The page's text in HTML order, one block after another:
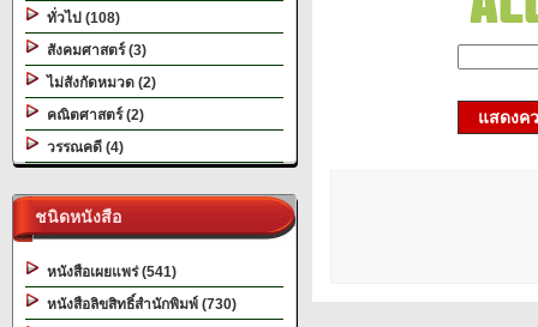
ทั่วไป (108)
สังคมศาสตร์ (3)
ไม่สังกัดหมวด (2)
คณิตศาสตร์ (2)
วรรณคดี (4)
ชนิดหนังสือ
หนังสือเผยแพร่ (541)
หนังสือลิขสิทธิ์สำนักพิมพ์ (730)
แสดงค